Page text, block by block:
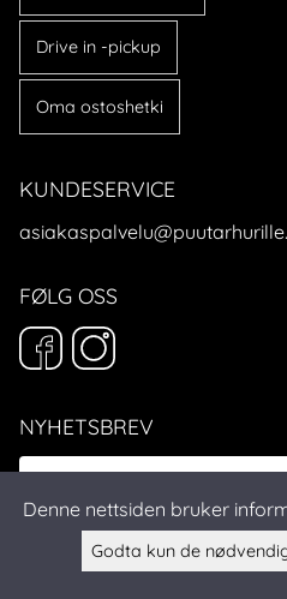
Drive in -pickup
Oma ostoshetki
KUNDESERVICE
FØLG OSS
NYHETSBREV
Denne nettsiden bruker
Godta kun de